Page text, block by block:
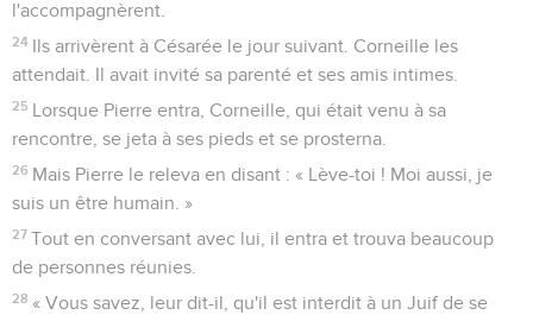
l'accompagnèrent.
24
Ils arrivèrent à Césarée le jour suivant. Corneille les
attendait. Il avait invité sa parenté et ses amis intimes.
25
Lorsque Pierre entra, Corneille, qui était venu à sa
rencontre, se jeta à ses pieds et se prosterna.
26 Mais Pierre le releva en disant : « Lève-toi ! Moi aussi, je
suis un être humain. »
27 Tout en conversant avec lui, il entra et trouva beaucoup
de personnes réunies.
28 « Vous savez, leur dit-il, qu'il est interdit à un Juif de se